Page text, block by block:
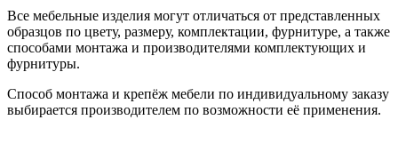
Все мебельные изделия могут отличаться от представленных
образцов по цвету, размеру, комплектации, фурнитуре, а также
способами монтажа и производителями комплектующих и
фурнитуры.
Способ монтажа и крепёж мебели по индивидуальному заказу
выбирается производителем по возможности её применения.